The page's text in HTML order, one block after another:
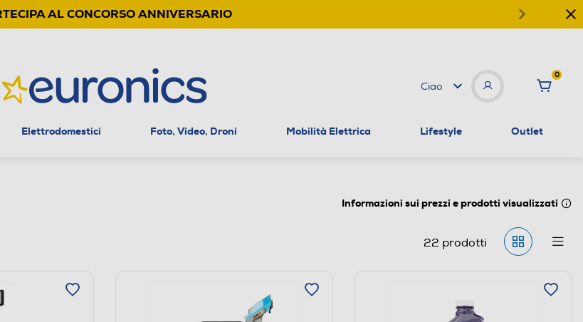
AL CONCORSO ANNIVERSARIO
Ciao
0
Elettrodomestici Foto, Video, Droni Mobilità Elettrica Lifestyle Outlet
Informazioni sui prezzi e prodotti visualizzati
22 prodotti